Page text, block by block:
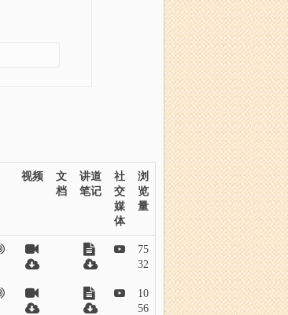
视频
文
档
讲道
笔记
社
交
媒
体
浏
览
量
75
32
10
56